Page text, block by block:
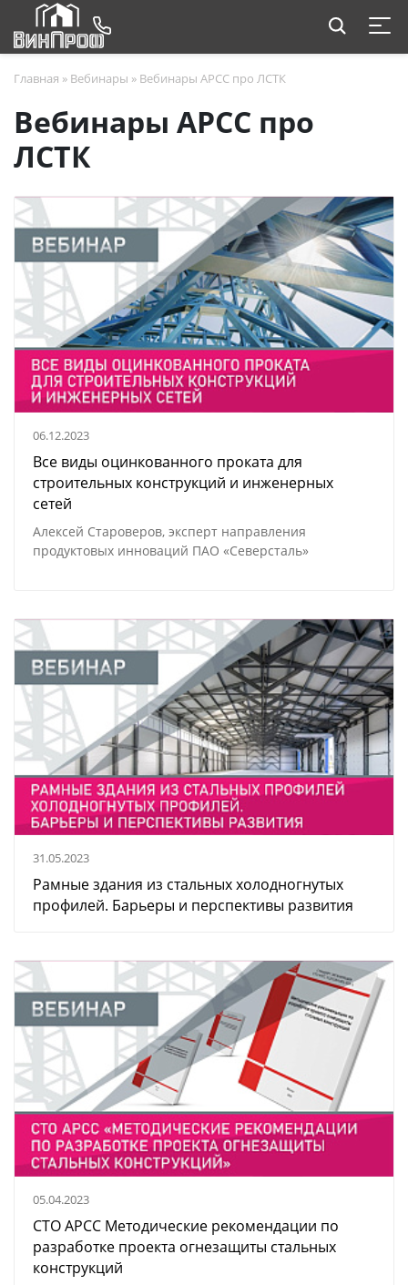
Главная » Вебинары » Вебинары АРСС про ЛСТК
Вебинары АРСС про
ЛСТК
06.12.2023
Все виды оцинкованного проката для
строительных конструкций и инженерных
сетей
Алексей Староверов, эксперт направления
продуктовых инноваций ПАО «Северсталь»
31.05.2023
Рамные здания из стальных холодногнутых
профилей. Барьеры и перспективы развития
05.04.2023
СТО АРСС Методические рекомендации по
разработке проекта огнезащиты стальных
конструкций